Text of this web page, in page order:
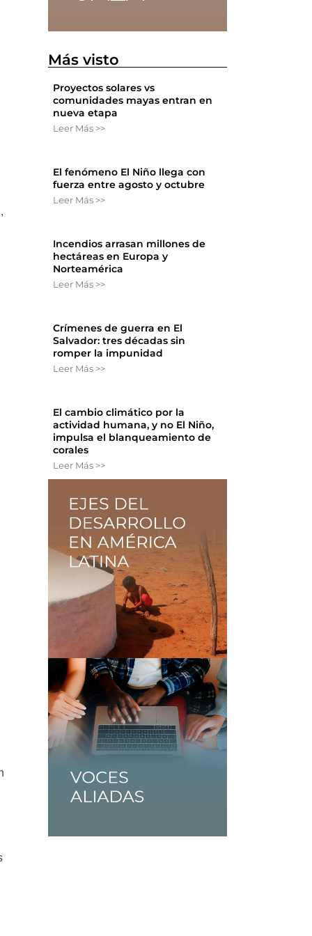
Más visto
Proyectos solares vs
comunidades mayas entran en
nueva etapa
Leer Más >>
El fenómeno El Niño llega con
fuerza entre agosto y octubre
Leer Más >>
Incendios arrasan millones de
hectáreas en Europa y
Norteamérica
Leer Más >>
Crímenes de guerra en El
Salvador: tres décadas sin
romper la impunidad
Leer Más >>
El cambio climático por la
actividad humana, y no El Niño,
impulsa el blanqueamiento de
corales
Leer Más >>